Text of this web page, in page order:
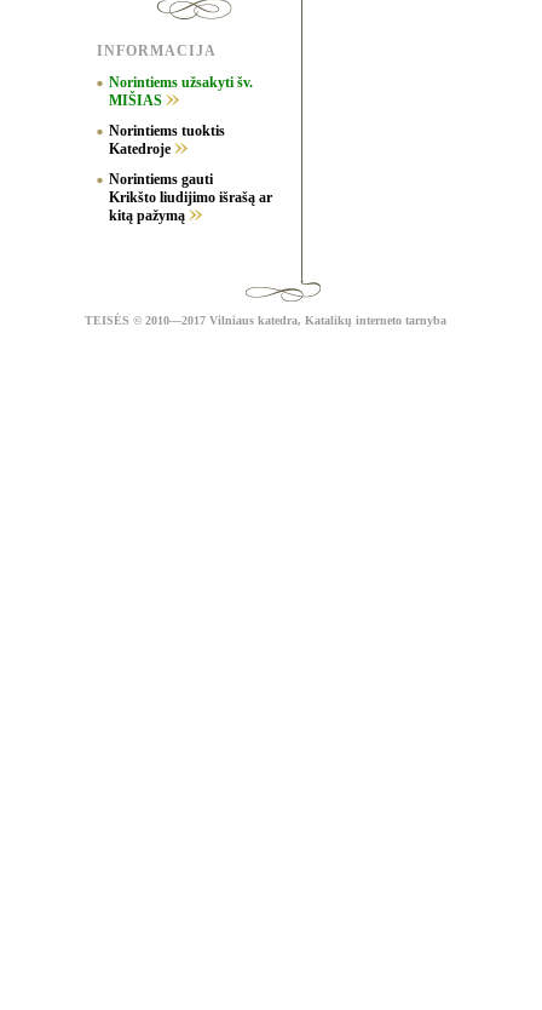
INFORMACIJA
Norintiems užsakyti šv.
MIŠIAS
Norintiems tuoktis
Katedroje
Norintiems gauti
Krikšto liudijimo išrašą ar
kitą pažymą
TEISĖS © 2010—2017 Vilniaus katedra, Katalikų interneto tarnyba